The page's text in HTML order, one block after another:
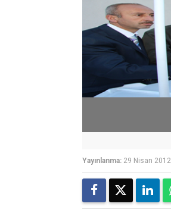
Yayınlanma: 29 Nisan